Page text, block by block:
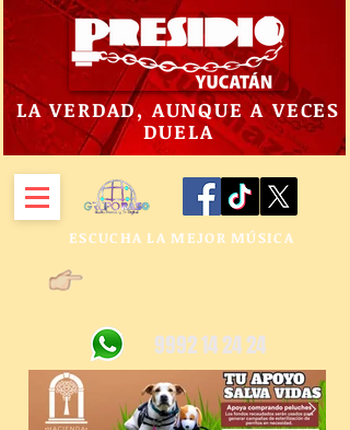
LA VERDAD, AUNQUE A VECES
DUELA
ESCUCHA LA MEJOR MÚSICA
9992 14 24 24